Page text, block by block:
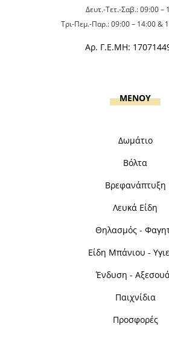
Δευτ.-Τετ.-Σαβ.: 09:00 –
Τρι-Πεμ.-Παρ.: 09:00 – 14:00 &
Αρ. Γ.Ε.ΜΗ:
MENOY
Δωμάτιο
Βόλτα
Βρεφανάπτυξη
Λευκά Είδη
Θηλασμός -
Είδη Μπάνιου -
Ένδυση -
Παιχνίδια
Προσφορές